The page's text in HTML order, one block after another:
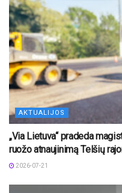
AKTUALIJOS
„Via Lietuva“ pradeda
ruožo atnaujinimą Telšių
2026-07-21